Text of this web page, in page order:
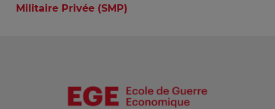
Militaire Privée (SMP)